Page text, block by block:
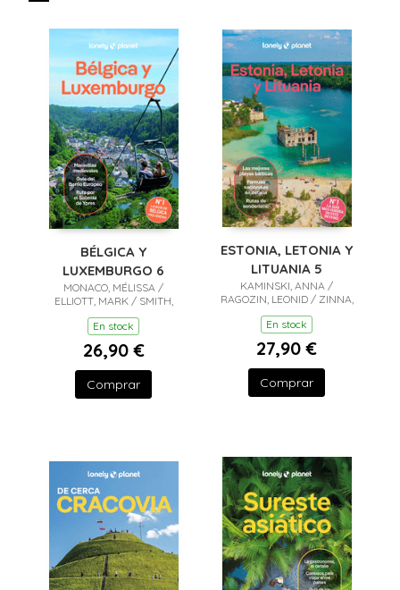
BÉLGICA Y
LUXEMBURGO 6
MONACO, MÉLISSA /
ELLIOTT, MARK / SMITH,
En stock
26,90 €
Comprar
ESTONIA, LETONIA Y
LITUANIA 5
KAMINSKI, ANNA /
RAGOZIN, LEONID / ZINNA,
ANGELO
En stock
27,90 €
Comprar